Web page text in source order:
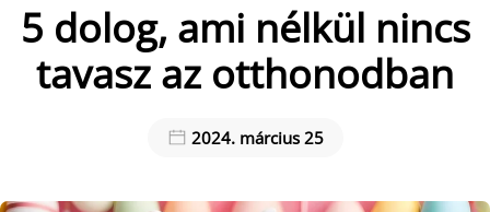
5 dolog, ami nélkül nincs
tavasz az otthonodban
2024. március 25